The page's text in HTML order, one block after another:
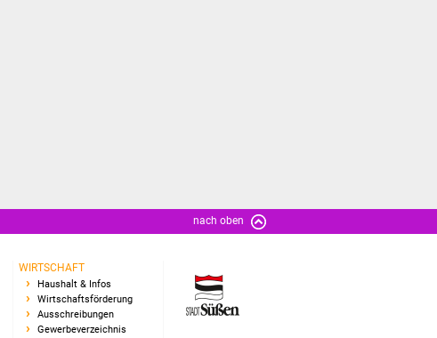
nach oben
WIRTSCHAFT
Haushalt & Infos
Wirtschaftsförderung
Ausschreibungen
Gewerbeverzeichnis